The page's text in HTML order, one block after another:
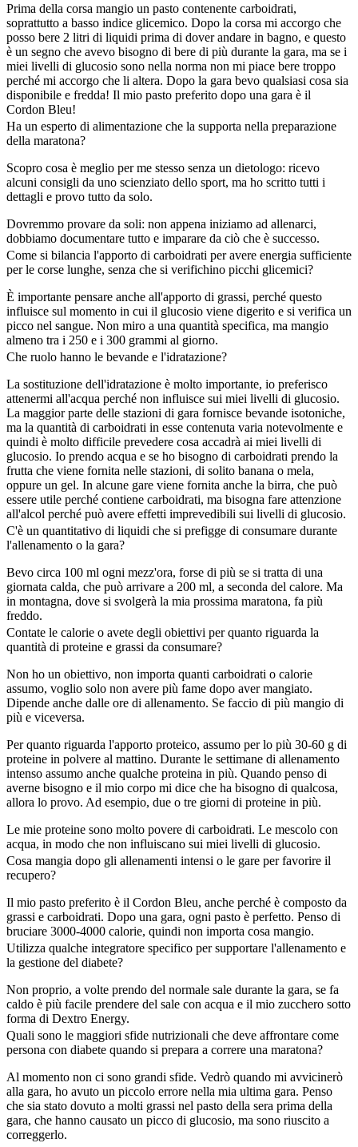
Prima della corsa mangio un pasto contenente carboidrati,
soprattutto a basso indice glicemico. Dopo la corsa mi accorgo che
posso bere 2 litri di liquidi prima di dover andare in bagno, e questo
è un segno che avevo bisogno di bere di più durante la gara, ma se i
miei livelli di glucosio sono nella norma non mi piace bere troppo
perché mi accorgo che li altera. Dopo la gara bevo qualsiasi cosa sia
disponibile e fredda! Il mio pasto preferito dopo una gara è il
Cordon Bleu!
Ha un esperto di alimentazione che la supporta nella preparazione
della maratona?
Scopro cosa è meglio per me stesso senza un dietologo: ricevo
alcuni consigli da uno scienziato dello sport, ma ho scritto tutti i
dettagli e provo tutto da solo.
Dovremmo provare da soli: non appena iniziamo ad allenarci,
dobbiamo documentare tutto e imparare da ciò che è successo.
Come si bilancia l'apporto di carboidrati per avere energia sufficiente
per le corse lunghe, senza che si verifichino picchi glicemici?
È importante pensare anche all'apporto di grassi, perché questo
influisce sul momento in cui il glucosio viene digerito e si verifica un
picco nel sangue. Non miro a una quantità specifica, ma mangio
almeno tra i 250 e i 300 grammi al giorno.
Che ruolo hanno le bevande e l'idratazione?
La sostituzione dell'idratazione è molto importante, io preferisco
attenermi all'acqua perché non influisce sui miei livelli di glucosio.
La maggior parte delle stazioni di gara fornisce bevande isotoniche,
ma la quantità di carboidrati in esse contenuta varia notevolmente e
quindi è molto difficile prevedere cosa accadrà ai miei livelli di
glucosio. Io prendo acqua e se ho bisogno di carboidrati prendo la
frutta che viene fornita nelle stazioni, di solito banana o mela,
oppure un gel. In alcune gare viene fornita anche la birra, che può
essere utile perché contiene carboidrati, ma bisogna fare attenzione
all'alcol perché può avere effetti imprevedibili sui livelli di glucosio.
C'è un quantitativo di liquidi che si prefigge di consumare durante
l'allenamento o la gara?
Bevo circa 100 ml ogni mezz'ora, forse di più se si tratta di una
giornata calda, che può arrivare a 200 ml, a seconda del calore. Ma
in montagna, dove si svolgerà la mia prossima maratona, fa più
freddo.
Contate le calorie o avete degli obiettivi per quanto riguarda la
quantità di proteine e grassi da consumare?
Non ho un obiettivo, non importa quanti carboidrati o calorie
assumo, voglio solo non avere più fame dopo aver mangiato.
Dipende anche dalle ore di allenamento. Se faccio di più mangio di
più e viceversa.
Per quanto riguarda l'apporto proteico, assumo per lo più 30-60 g di
proteine in polvere al mattino. Durante le settimane di allenamento
intenso assumo anche qualche proteina in più. Quando penso di
averne bisogno e il mio corpo mi dice che ha bisogno di qualcosa,
allora lo provo. Ad esempio, due o tre giorni di proteine in più.
Le mie proteine sono molto povere di carboidrati. Le mescolo con
acqua, in modo che non influiscano sui miei livelli di glucosio.
Cosa mangia dopo gli allenamenti intensi o le gare per favorire il
recupero?
Il mio pasto preferito è il Cordon Bleu, anche perché è composto da
grassi e carboidrati. Dopo una gara, ogni pasto è perfetto. Penso di
bruciare 3000-4000 calorie, quindi non importa cosa mangio.
Utilizza qualche integratore specifico per supportare l'allenamento e
la gestione del diabete?
Non proprio, a volte prendo del normale sale durante la gara, se fa
caldo è più facile prendere del sale con acqua e il mio zucchero sotto
forma di Dextro Energy.
Quali sono le maggiori sfide nutrizionali che deve affrontare come
persona con diabete quando si prepara a correre una maratona?
Al momento non ci sono grandi sfide. Vedrò quando mi avvicinerò
alla gara, ho avuto un piccolo errore nella mia ultima gara. Penso
che sia stato dovuto a molti grassi nel pasto della sera prima della
gara, che hanno causato un picco di glucosio, ma sono riuscito a
correggerlo.